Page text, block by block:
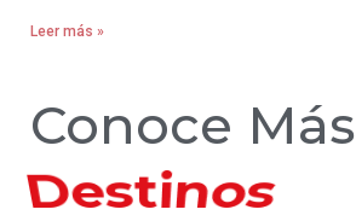
Leer más »
Conoce Más
Hoteles